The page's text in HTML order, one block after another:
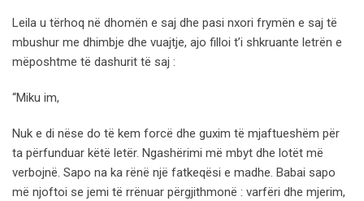
Leila u tërhoq në dhomën e saj dhe pasi nxori frymën e saj të
mbushur me dhimbje dhe vuajtje, ajo filloi t’i shkruante letrën e
mëposhtme të dashurit të saj :
“Miku im,
Nuk e di nëse do të kem forcë dhe guxim të mjaftueshëm për
ta përfunduar këtë letër. Ngashërimi më mbyt dhe lotët më
verbojnë. Sapo na ka rënë një fatkeqësi e madhe. Babai sapo
më njoftoi se jemi të rrënuar përgjithmonë : varfëri dhe mjerim,